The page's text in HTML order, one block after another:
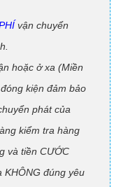
vận chuyển
hoặc ở xa (Miền
kiện đảm bảo
phát của
kiểm tra hàng
và tiền CƯỚC
KHÔNG đúng yêu